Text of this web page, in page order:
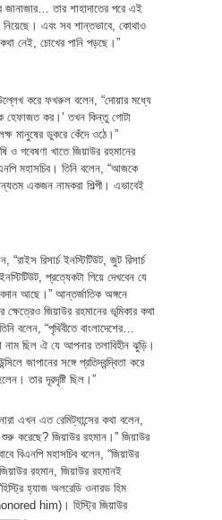
জানাজার… তার শাহাদাতের পরে এই
এবং সব শান্তভাবে, কোথাও
নেই, চোখের পানি পড়ছে।”
করে ফখরুল বলেন, “দোয়ার মধ্যে
হেফাজত কর।’ তখন কিন্তু গোটা
মানুষের ডুকরে কেঁদে ওঠে।”
ও গবেষণা খাতে জিয়াউর রহমানের
মহাসচিব। তিনি বলেন, “আজকে
একজন নামকরা শিল্পী। এভাবেই
“রাইস রিসার্চ ইনস্টিটিউট, জুট রিসার্চ
প্রত্যেকটা গিয়ে দেখবেন যে
আছে।” আন্তর্জাতিক অঙ্গনে
ক্ষেত্রেও জিয়াউর রহমানের ভূমিকার কথা
বলেন, “পৃথিবীতে বাংলাদেশের…
ছিল ঐ যে আপনার তলাবিহীন ঝুড়ি।
জাপানের সঙ্গে প্রতিদ্বন্দ্বিতা করে
তার দূরদৃষ্টি ছিল।”
এখন এত রেমিট্যান্সের কথা বলেন,
শুরু করেছে? জিয়াউর রহমান।” জিয়াউর
বিএনপি মহাসচিব বলেন, “জিয়াউর
রহমান, জিয়াউর রহমানই
হ্যাজ অলরেডি ওনারড হিম
him)। হিস্ট্রি জিয়াউর